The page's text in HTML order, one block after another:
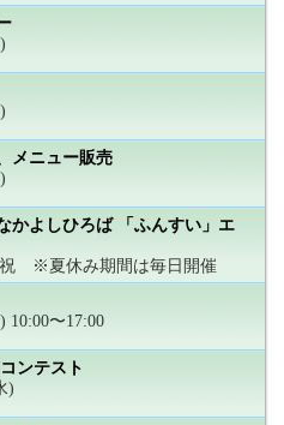
メニュー販売
よしひろば 「ふんすい」エ
祝 ※夏休み期間は毎日開催
10:00〜17:00
ンテスト
)